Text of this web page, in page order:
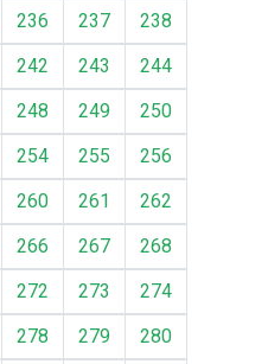
236 237
238
242 243
244
248 249
250
254 255
256
260 261
262
266 267
268
272 273
274
278 279
280